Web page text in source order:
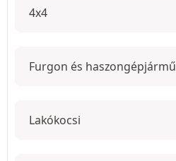
4x4
Furgon és haszongépjármű
Lakókocsi